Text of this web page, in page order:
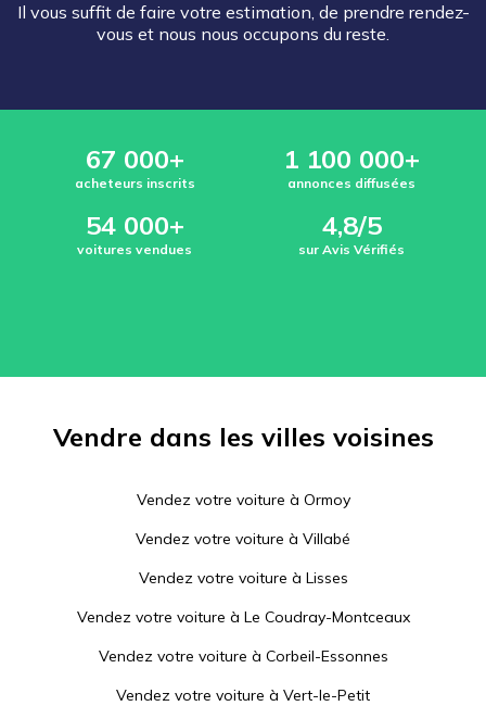
Il vous suffit de faire votre estimation, de prendre rendez-
vous et nous nous occupons du reste.
67 000+
acheteurs inscrits
1 100 000+
annonces diffusées
54 000+
voitures vendues
4,8/5
sur Avis Vérifiés
Vendre dans les villes voisines
Vendez votre voiture à Ormoy
Vendez votre voiture à Villabé
Vendez votre voiture à Lisses
Vendez votre voiture à Le Coudray-Montceaux
Vendez votre voiture à Corbeil-Essonnes
Vendez votre voiture à Vert-le-Petit